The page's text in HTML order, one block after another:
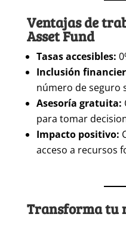
Ventajas de
Asset Fund
Tasas accesibles:
Inclusión
número de seguro
Asesoría gratuita:
para tomar
Impacto positivo:
acceso a recursos
Transforma tu